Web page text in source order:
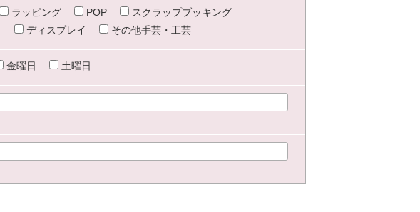
ラッピング POP
スクラップブッキング
ディスプレイ その他手芸・工芸
金曜日 土曜日